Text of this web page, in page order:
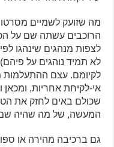
מה שזועק לשמיים
הרוכבים עשתה שם על
לצפות מנהגים שינהגו
לא תמיד נוהגים על
לקיומם. עצם ההתעלמות
אי-לקיחת אחריות, ומכאן
שכולם באים לחזק את
המעשה, של מה שהיה
גם ברכיבה מהירה או